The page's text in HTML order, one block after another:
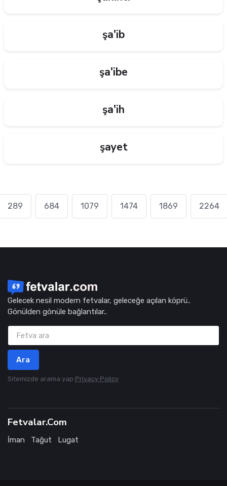
şa'ib
şa'ibe
şa'ih
şayet
289 684 1079 1474 1869 2264
Gelecek nesil modern fetvalar, geleceğe açılan köprü..
Gönülden gönüle bağlantılar..
Ara
Sitemizde arama yap Privacy Policy
Fetvalar.Com
İman Tağut Lugat